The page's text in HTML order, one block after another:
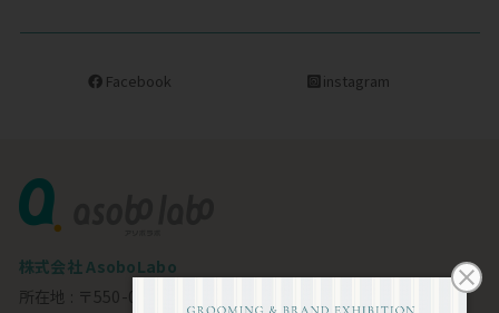
Facebook instagram
株式会社 AsoboLabo
所在地 : 〒550-0002 大阪市西区江戸堀1-23-11 6F